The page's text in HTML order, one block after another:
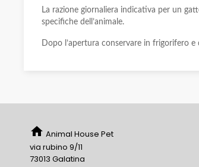
La razione giornaliera indicativa per un
specifiche dell’animale.
Dopo l’apertura conservare in frigorifero
home Animal House Pet
via rubino 9/11
73013 Galatina